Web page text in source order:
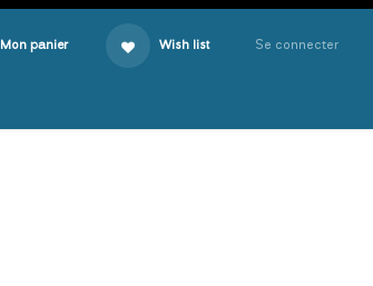
Mon panier Wish list Se connecter